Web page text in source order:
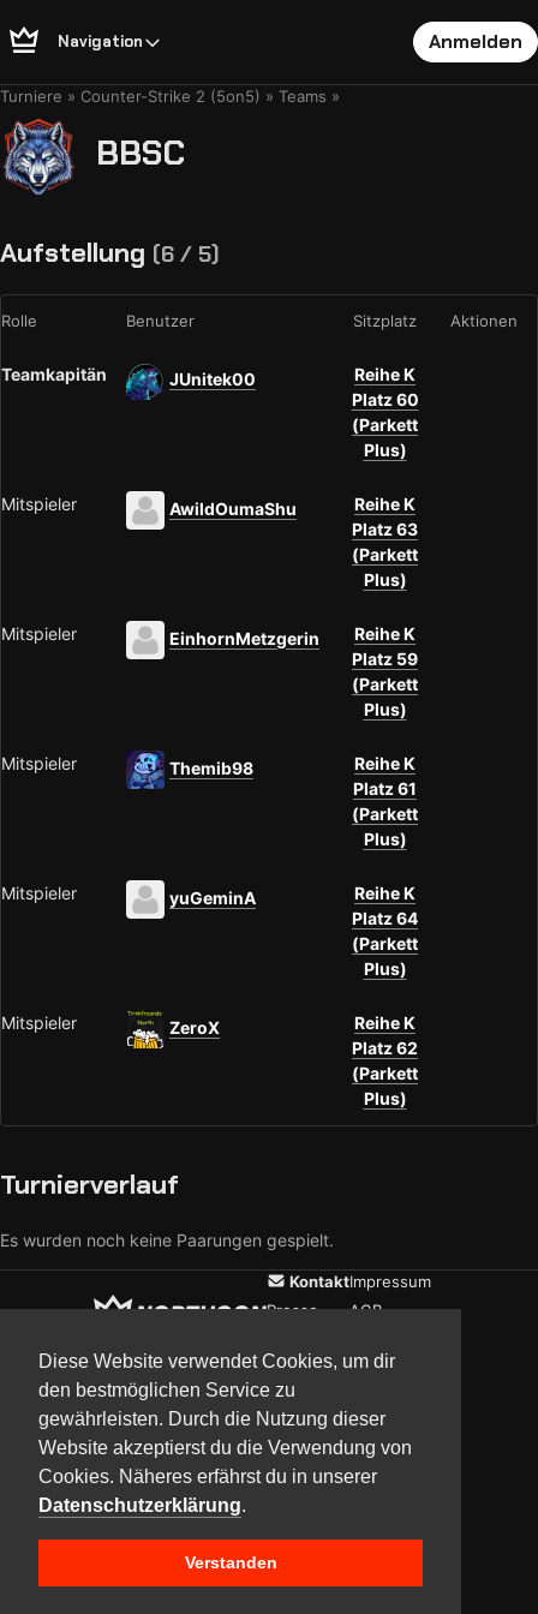
Diese Website verwendet Cookies, um dir
den bestmöglichen Service zu
gewährleisten. Durch die Nutzung dieser
Website akzeptierst du die Verwendung von
Cookies. Näheres erfährst du in unserer
Datenschutzerklärung.
Verstanden
Navigation Anmelden
Turniere Counter-Strike 2 (5on5) Teams
BBSC
Aufstellung (6 / 5)
Rolle Benutzer Sitzplatz Aktionen
Teamkapitän JUnitek00
Reihe K
Platz 60
(Parkett
Plus)
Mitspieler AwildOumaShu
Reihe K
Platz 63
(Parkett
Plus)
Mitspieler EinhornMetzgerin
Reihe K
Platz 59
(Parkett
Plus)
Mitspieler Themib98
Reihe K
Platz 61
(Parkett
Plus)
Mitspieler yuGeminA
Reihe K
Platz 64
(Parkett
Plus)
Mitspieler ZeroX
Reihe K
Platz 62
(Parkett
Plus)
Turnierverlauf
Es wurden noch keine Paarungen gespielt.
Kontakt
Presse
Impressum
AGB
UpdatesCommunityMedia